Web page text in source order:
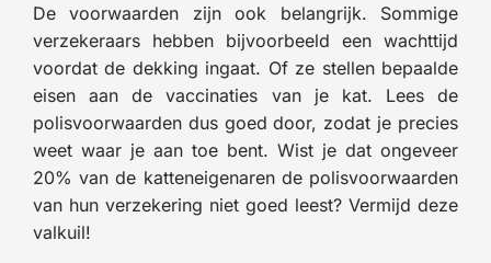
De voorwaarden zijn ook belangrijk. Sommige
verzekeraars hebben bijvoorbeeld een wachttijd
voordat de dekking ingaat. Of ze stellen bepaalde
eisen aan de vaccinaties van je kat. Lees de
polisvoorwaarden dus goed door, zodat je precies
weet waar je aan toe bent. Wist je dat ongeveer
20% van de katteneigenaren de polisvoorwaarden
van hun verzekering niet goed leest? Vermijd deze
valkuil!